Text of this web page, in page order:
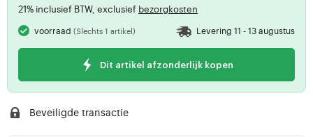
21% inclusief BTW, exclusief bezorgkosten
voorraad(Slechts 1 artikel) Levering 11 - 13 augustus
Dit artikel afzonderlijk kopen
Beveiligde transactie